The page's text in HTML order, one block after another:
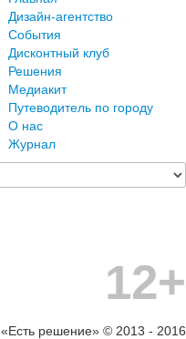
Дизайн-агентство
События
Дисконтный клуб
Решения
Медиакит
Путеводитель по городу
О нас
Журнал
12+
«Есть решение» © 2013 - 2016